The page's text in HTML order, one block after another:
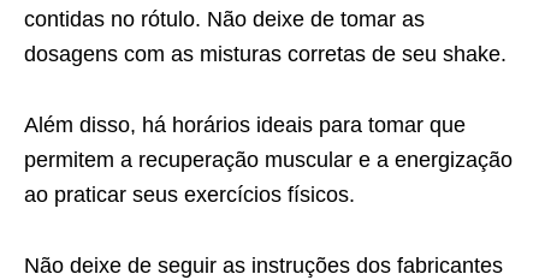
contidas no rótulo. Não deixe de tomar as
dosagens com as misturas corretas de seu shake.
Além disso, há horários ideais para tomar que
permitem a recuperação muscular e a energização
ao praticar seus exercícios físicos.
Não deixe de seguir as instruções dos fabricantes